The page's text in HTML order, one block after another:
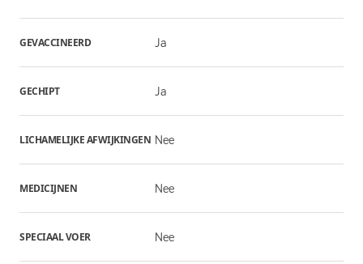
GEVACCINEERD Ja
GECHIPT Ja
LICHAMELIJKE AFWIJKINGEN Nee
MEDICIJNEN Nee
SPECIAAL VOER Nee